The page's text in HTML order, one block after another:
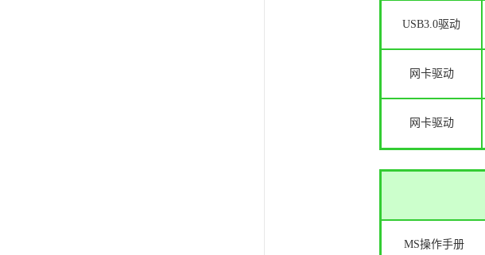
USB3.0驱动
网卡驱动
网卡驱动
MS操作手册